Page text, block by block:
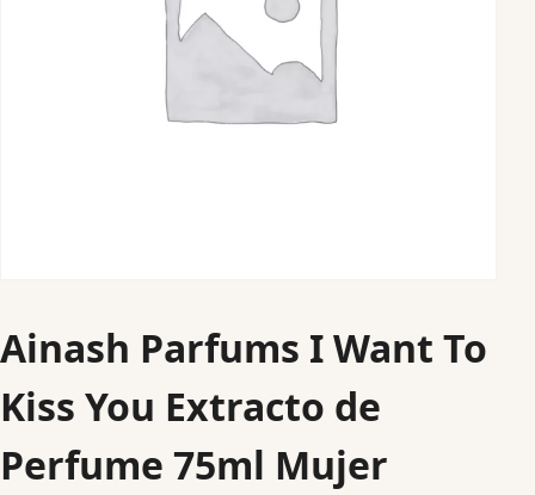
Ainash Parfums I Want To
Kiss You Extracto de
Perfume 75ml Mujer